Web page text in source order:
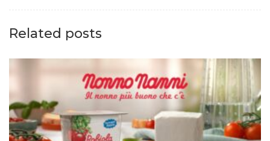
Related posts